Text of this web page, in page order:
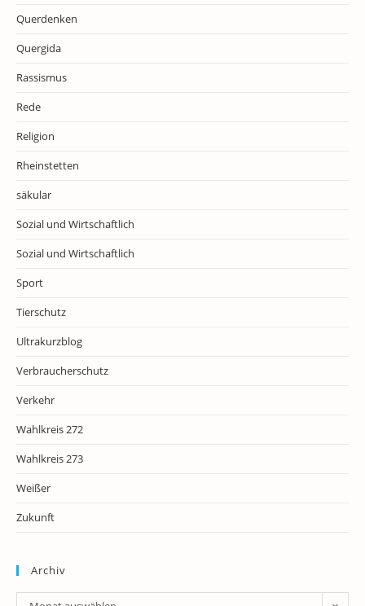
Querdenken
Quergida
Rassismus
Rede
Religion
Rheinstetten
säkular
Sozial und Wirtschaftlich
Sozial und Wirtschaftlich
Sport
Tierschutz
Ultrakurzblog
Verbraucherschutz
Verkehr
Wahlkreis 272
Wahlkreis 273
Weißer
Zukunft
Archiv
Archiv